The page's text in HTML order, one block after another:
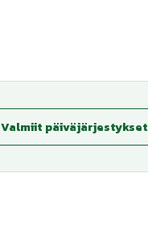
Valmiit päiväjärjestykset